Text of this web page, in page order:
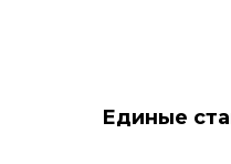
Единые